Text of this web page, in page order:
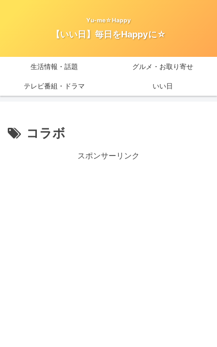
Yu-me☆Happy
【いい日】毎日をHappyに☆
生活情報・話題 グルメ・お取り寄せ
テレビ番組・ドラマ いい日
コラボ
スポンサーリンク